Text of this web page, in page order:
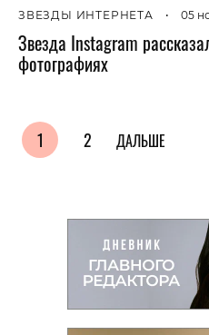
ЗВЕЗДЫ ИНТЕРНЕТА • 05
Звезда Instagram
фотографиях
1 2 ДАЛЬШЕ